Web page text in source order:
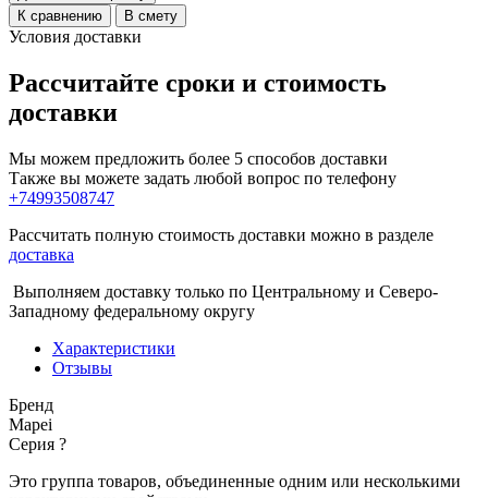
К сравнению
В смету
Условия доставки
Рассчитайте сроки и стоимость
доставки
Мы можем предложить более 5 способов доставки
Также вы можете задать любой вопрос по телефону
+74993508747
Рассчитать полную стоимость доставки можно в разделе
доставка
Выполняем доставку только по Центральному и Северо-
Западному федеральному округу
Характеристики
Отзывы
Бренд
Mapei
Серия ?
Это группа товаров, объединенные одним или несколькими